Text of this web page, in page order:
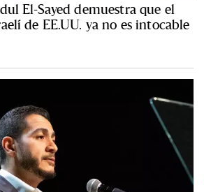
El-Sayed demuestra que el
de EE.UU. ya no es intocable